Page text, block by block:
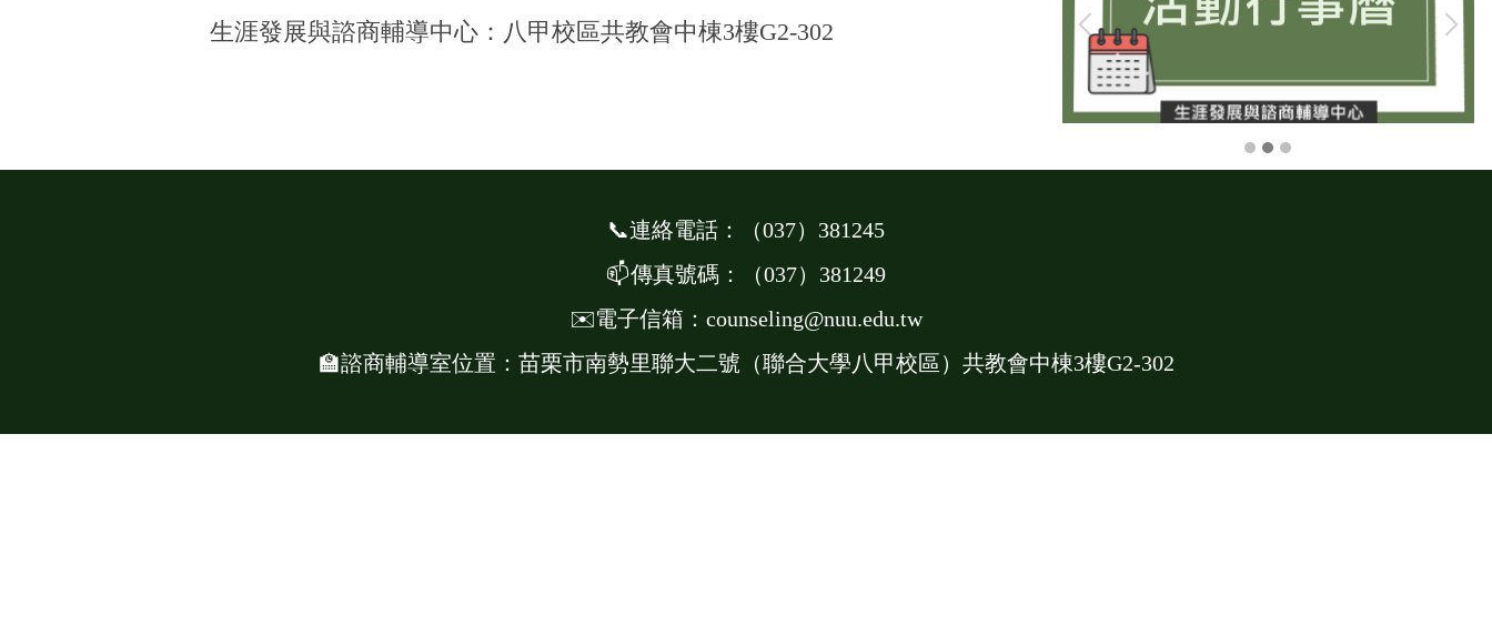
生涯發展與諮商輔導中心：八甲校區共教會中棟3樓G2-302
📞連絡電話： （037） 381245
📫傳真號碼： （037） 381249
✉️電子信箱：counseling@nuu.edu.tw
🏫諮商輔導室位置：苗栗市南勢里聯大二號（聯合大學八甲校區）共教會中棟3樓G2-302